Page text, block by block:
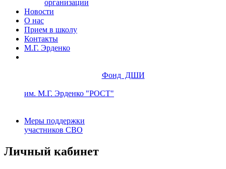
организации
Новости
О нас
Прием в школу
Контакты
М.Г. Эрденко
Фонд ДШИ
им. М.Г. Эрденко "РОСТ"
Меры поддержки
участников СВО
Личный кабинет